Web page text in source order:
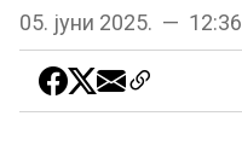
05. јуни 2025. — 12:36